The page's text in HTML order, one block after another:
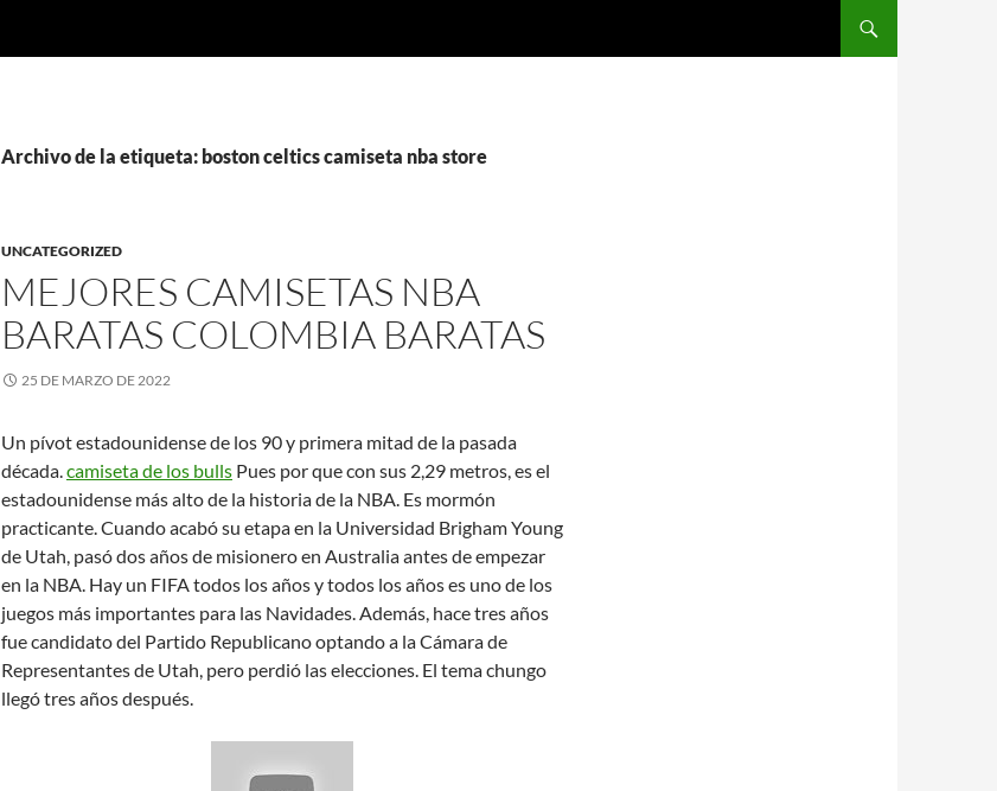
Archivo de la etiqueta: boston celtics camiseta nba store
UNCATEGORIZED
MEJORES CAMISETAS NBA
BARATAS COLOMBIA BARATAS
25 DE MARZO DE 2022
Un pívot estadounidense de los 90 y primera mitad de la pasada
década.camiseta de los bulls Pues por que con sus 2,29 metros, es el
estadounidense más alto de la historia de la NBA. Es mormón
practicante. Cuando acabó su etapa en la Universidad Brigham Young
de Utah, pasó dos años de misionero en Australia antes de empezar
en la NBA. Hay un FIFA todos los años y todos los años es uno de los
juegos más importantes para las Navidades. Además, hace tres años
fue candidato del Partido Republicano optando a la Cámara de
Representantes de Utah, pero perdió las elecciones. El tema chungo
llegó tres años después.